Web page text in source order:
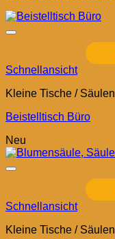
Schnellansicht
Kleine Tische / Säulen
Beistelltisch Büro
Neu
Schnellansicht
Kleine Tische / Säulen